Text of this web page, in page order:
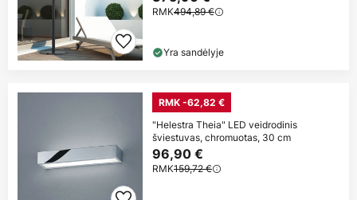
RMK494,89 €
Yra sandėlyje
RMK -62,82 €
"Helestra Theia" LED veidrodinis
šviestuvas, chromuotas, 30 cm
96,90 €
RMK159,72 €